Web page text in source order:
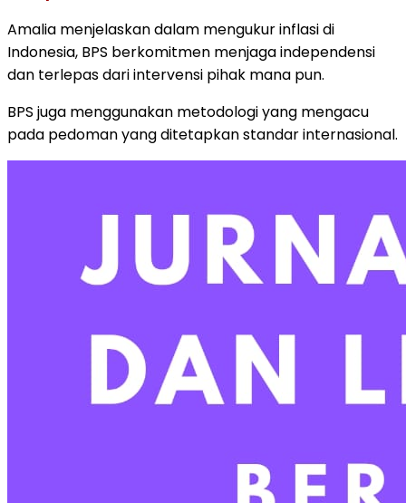
Amalia menjelaskan dalam mengukur inflasi di
Indonesia, BPS berkomitmen menjaga independensi
dan terlepas dari intervensi pihak mana pun.
BPS juga menggunakan metodologi yang mengacu
pada pedoman yang ditetapkan standar internasional.